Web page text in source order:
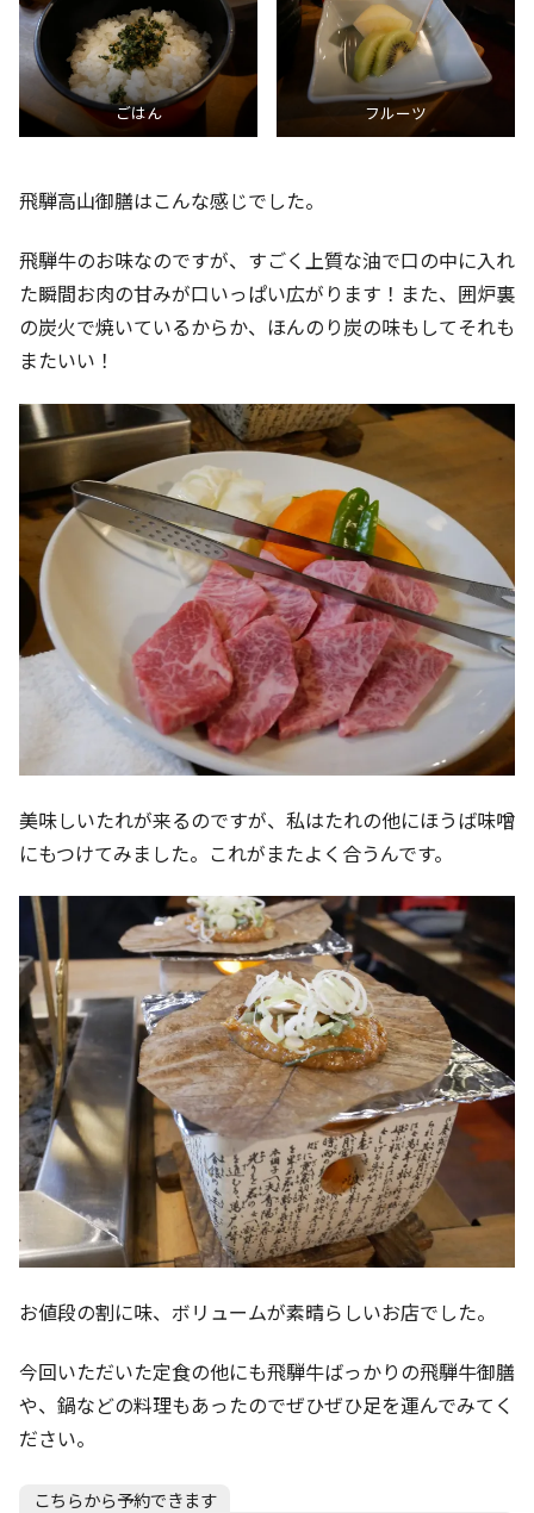
ごはん フルーツ
飛騨高山御膳はこんな感じでした。
飛騨牛のお味なのですが、すごく上質な油で口の中に入れ
た瞬間お肉の甘みが口いっぱい広がります！また、囲炉裏
の炭火で焼いているからか、ほんのり炭の味もしてそれも
またいい！
美味しいたれが来るのですが、私はたれの他にほうば味噌
にもつけてみました。これがまたよく合うんです。
お値段の割に味、ボリュームが素晴らしいお店でした。
今回いただいた定食の他にも飛騨牛ばっかりの飛騨牛御膳
や、鍋などの料理もあったのでぜひぜひ足を運んでみてく
ださい。
こちらから予約できます